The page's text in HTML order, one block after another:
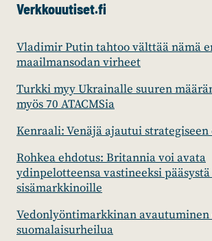
Verkkouutiset.fi
Vladimir Putin tahtoo välttää nämä
maailmansodan virheet
Turkki myy Ukrainalle suuren
myös 70 ATACMSia
Kenraali: Venäjä ajautui
Rohkea ehdotus: Britannia voi avata
ydinpelotteensa vastineeksi pääsystä
sisämarkkinoille
Vedonlyöntimarkkinan
suomalaisurheilua